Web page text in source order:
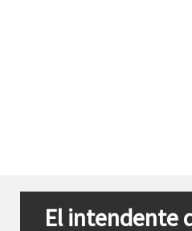
El intendente